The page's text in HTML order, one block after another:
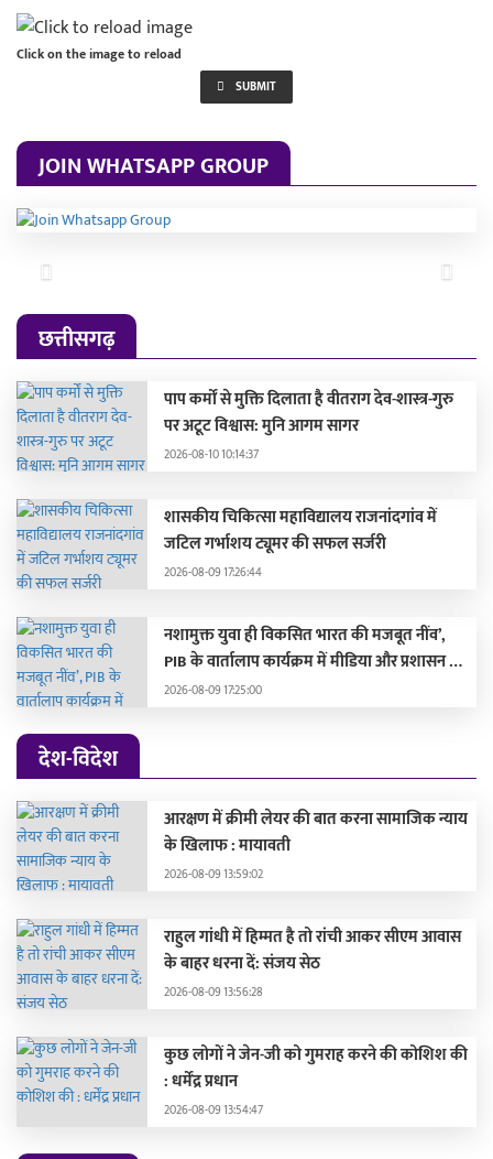
Click on the image to reload
SUBMIT
JOIN WHATSAPP GROUP
Previous
Next
छत्तीसगढ़
पाप कर्मों से मुक्ति दिलाता है वीतराग देव-शास्त्र-गुरु
पर अटूट विश्वास: मुनि आगम सागर
2026-08-10 10:14:37
शासकीय चिकित्सा महाविद्यालय राजनांदगांव में
जटिल गर्भाशय ट्यूमर की सफल सर्जरी
2026-08-09 17:26:44
नशामुक्त युवा ही विकसित भारत की मजबूत नींव’,
PIB के वार्तालाप कार्यक्रम में मीडिया और प्रशासन ने
दिखाई एकजुटता
2026-08-09 17:25:00
देश-विदेश
आरक्षण में क्रीमी लेयर की बात करना सामाजिक न्याय
के खिलाफ : मायावती
2026-08-09 13:59:02
राहुल गांधी में हिम्मत है तो रांची आकर सीएम आवास
के बाहर धरना दें: संजय सेठ
2026-08-09 13:56:28
कुछ लोगों ने जेन-जी को गुमराह करने की कोशिश की
: धर्मेंद्र प्रधान
2026-08-09 13:54:47